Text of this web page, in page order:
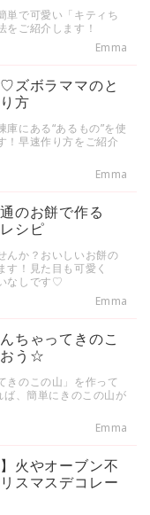
単で可愛い「キティち
をご紹介します！
Emma
ズボラママのと
方
にある“あるもの”を使
！早速作り方をご紹介
Emma
のお餅で作る
シピ
んか？おいしいお餅の
す！見た目も可愛く
なしです♡
Emma
ちゃってきのこ
おう☆
きのこの山」を作って
ば、簡単にきのこの山が
Emma
火やオーブン不
スマスデコレー